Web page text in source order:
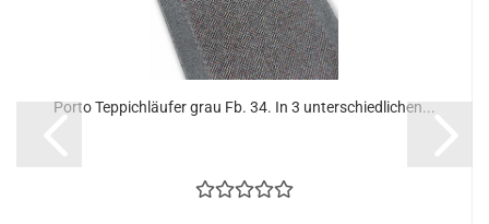
Porto Teppichläufer grau Fb. 34. In 3 unterschiedlichen...